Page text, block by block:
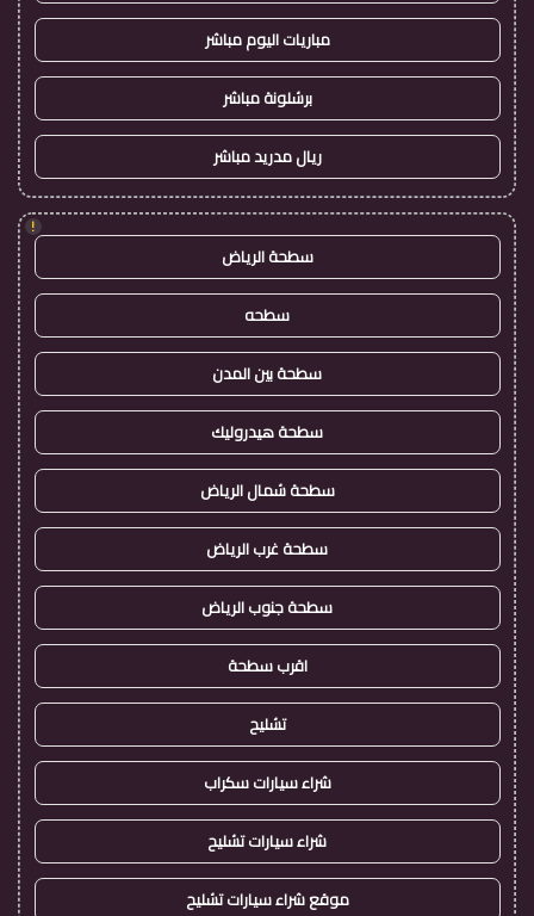
مباريات اليوم مباشر
برشلونة مباشر
ريال مدريد مباشر
!
سطحة الرياض
سطحه
سطحة بين المدن
سطحة هيدروليك
سطحة شمال الرياض
سطحة غرب الرياض
سطحة جنوب الرياض
اقرب سطحة
تشليح
شراء سيارات سكراب
شراء سيارات تشليح
موقع شراء سيارات تشليح